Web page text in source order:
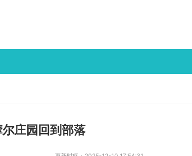
庄园回到部落